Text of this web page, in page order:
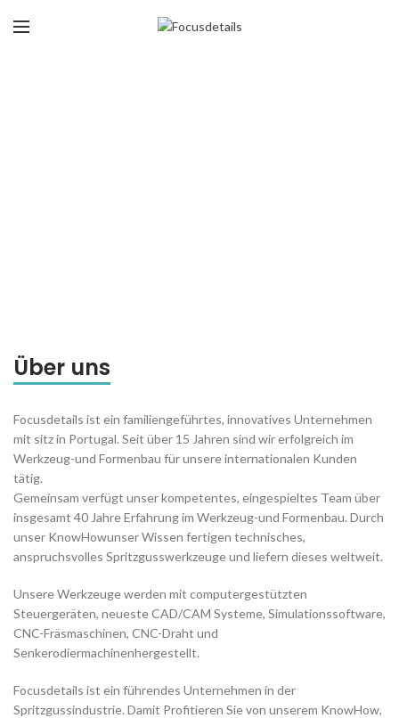
Über uns
Focusdetails ist ein familiengeführtes, innovatives Unternehmen
mit sitz in Portugal. Seit über 15 Jahren sind wir erfolgreich im
Werkzeug-und Formenbau für unsere internationalen Kunden
tätig.
Gemeinsam verfügt unser kompetentes, eingespieltes Team über
insgesamt 40 Jahre Erfahrung im Werkzeug-und Formenbau. Durch
unser KnowHowunser Wissen fertigen technisches,
anspruchsvolles Spritzgusswerkzeuge und liefern dieses weltweit.
Unsere Werkzeuge werden mit computergestützten
Steuergeräten, neueste CAD/CAM Systeme, Simulationssoftware,
CNC-Fräsmaschinen, CNC-Draht und
Senkerodiermachinenhergestellt.
Focusdetails ist ein führendes Unternehmen in der
Spritzgussindustrie. Damit Profitieren Sie von unserem KnowHow,